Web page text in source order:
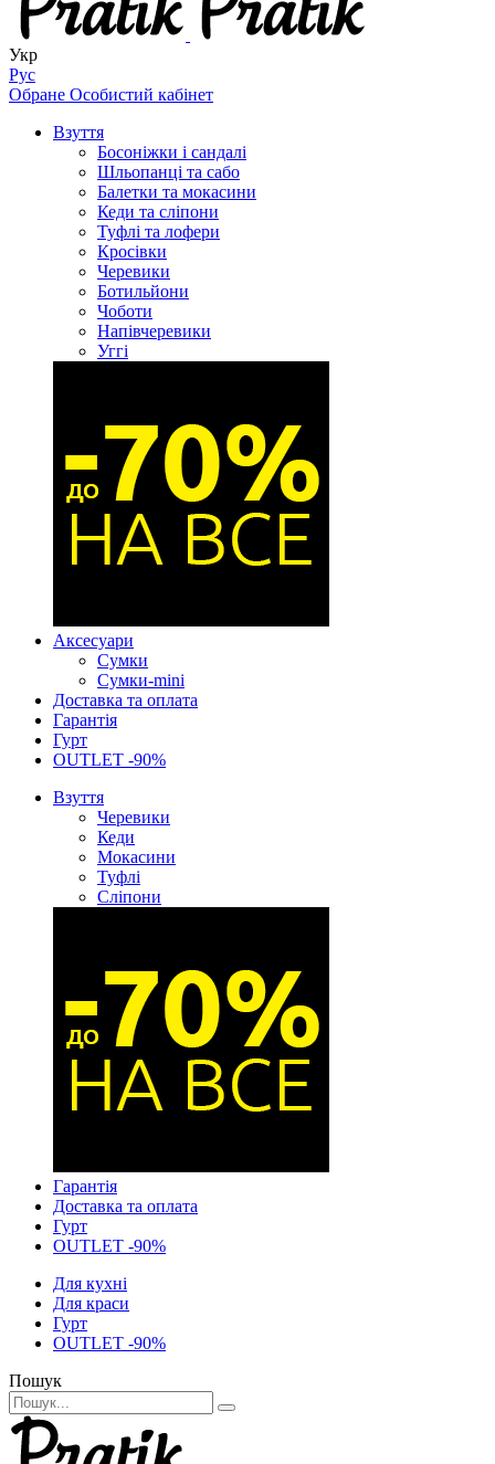
Укр
Рус
Обране Особистий кабінет
Взуття
Босоніжки і сандалі
Шльопанці та сабо
Балетки та мокасини
Кеди та сліпони
Туфлі та лофери
Кросівки
Черевики
Ботильйони
Чоботи
Напівчеревики
Уггі
Аксесуари
Сумки
Сумки-mini
Доставка та оплата
Гарантія
Гурт
OUTLET -90%
Взуття
Черевики
Кеди
Мокасини
Туфлі
Сліпони
Гарантія
Доставка та оплата
Гурт
OUTLET -90%
Для кухні
Для краси
Гурт
OUTLET -90%
Пошук